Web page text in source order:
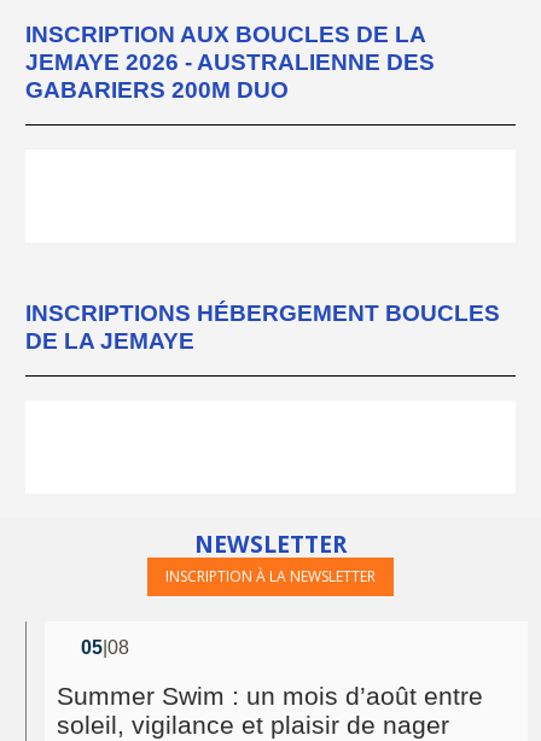
INSCRIPTION AUX BOUCLES DE LA
JEMAYE 2026 - AUSTRALIENNE DES
GABARIERS 200M DUO
INSCRIPTIONS HÉBERGEMENT BOUCLES
DE LA JEMAYE
NEWSLETTER
INSCRIPTION À LA NEWSLETTER
05 |08
Summer Swim : un mois d’août entre
soleil, vigilance et plaisir de nager